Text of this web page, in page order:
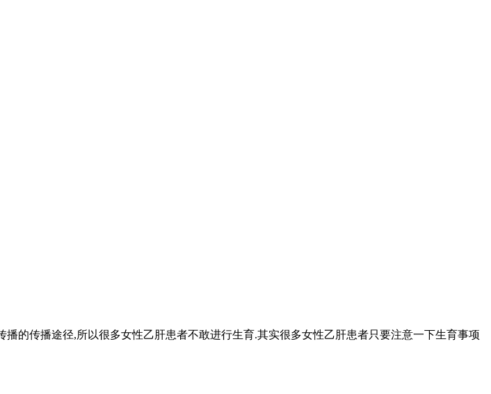
传播途径,所以很多女性乙肝患者不敢进行生育.其实很多女性乙肝患者只要注意一下生育事项